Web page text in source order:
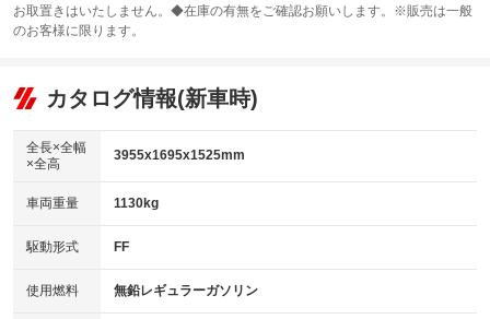
サンルーフ
：装備なし ABS
リフトアップ
：装備なし
：装備なし
パワーウィンドウ
アイドリングストップ
：装備あり
USB入力端子
：装備なし
100V電源
：装備なし
TV：フルセグ
：装備あり
ビジュアル：-／DVD再生
：装備あり
：装備なし
革シート
キーレス
HID(キセノンライト)
：装備なし
バックカメラ
：装備あり
お取置きはいたしません。◆在庫の有無をご確認お願いします。※販売は一般
のお客様に限ります。
カタログ情報(新車時)
全長×全幅
×全高
3955x1695x1525mm
車両重量 1130kg
駆動形式 FF
使用燃料 無鉛レギュラーガソリン